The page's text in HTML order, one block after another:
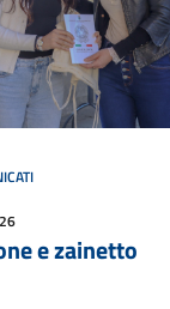
e zainetto